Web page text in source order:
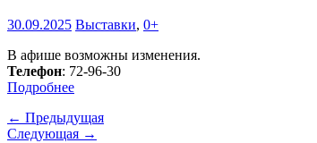
30.09.2025 Выставки, 0+
В афише возможны изменения.
Телефон: 72-96-30
Подробнее
← Предыдущая
Следующая →